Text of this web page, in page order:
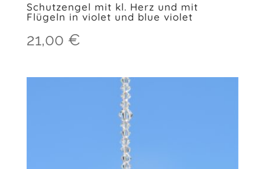
Schutzengel mit kl. Herz und mit
Flügeln in violet und blue violet
21,00 €